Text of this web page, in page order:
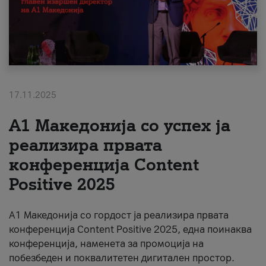
Поддршка
Надополни кредит
#ПодобарОнлајн
17.11.2025
А1 Македонија со успех ја
реализира првата
конференција Content
Positive 2025
А1 Македонија со гордост ја реализира првата
конференција Content Positive 2025, една поинаква
конференција, наменета за промоција на
побезбеден и поквалитетен дигитален простор.